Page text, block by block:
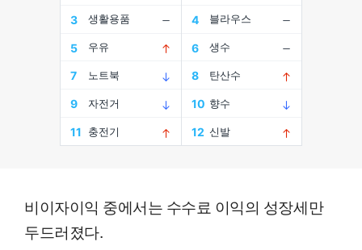
비이자이익 중에서는 수수료 이익의 성장세만
두드러졌다.